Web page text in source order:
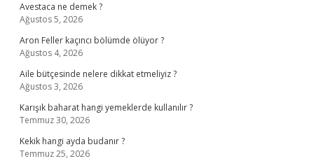
Avestaca ne demek ?
Ağustos 5, 2026
Aron Feller kaçıncı bölümde ölüyor ?
Ağustos 4, 2026
Aile bütçesinde nelere dikkat etmeliyiz ?
Ağustos 3, 2026
Karışık baharat hangi yemeklerde kullanılır ?
Temmuz 30, 2026
Kekik hangi ayda budanır ?
Temmuz 25, 2026